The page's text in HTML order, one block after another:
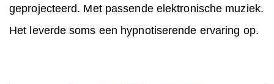
geprojecteerd. Met passende elektronische muziek.
Het leverde soms een hypnotiserende ervaring op.